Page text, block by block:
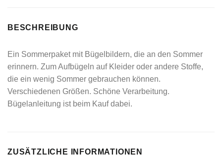
BESCHREIBUNG
Ein Sommerpaket mit Bügelbildern, die an den Sommer
erinnern. Zum Aufbügeln auf Kleider oder andere Stoffe,
die ein wenig Sommer gebrauchen können.
Verschiedenen Größen. Schöne Verarbeitung.
Bügelanleitung ist beim Kauf dabei.
ZUSÄTZLICHE INFORMATIONEN